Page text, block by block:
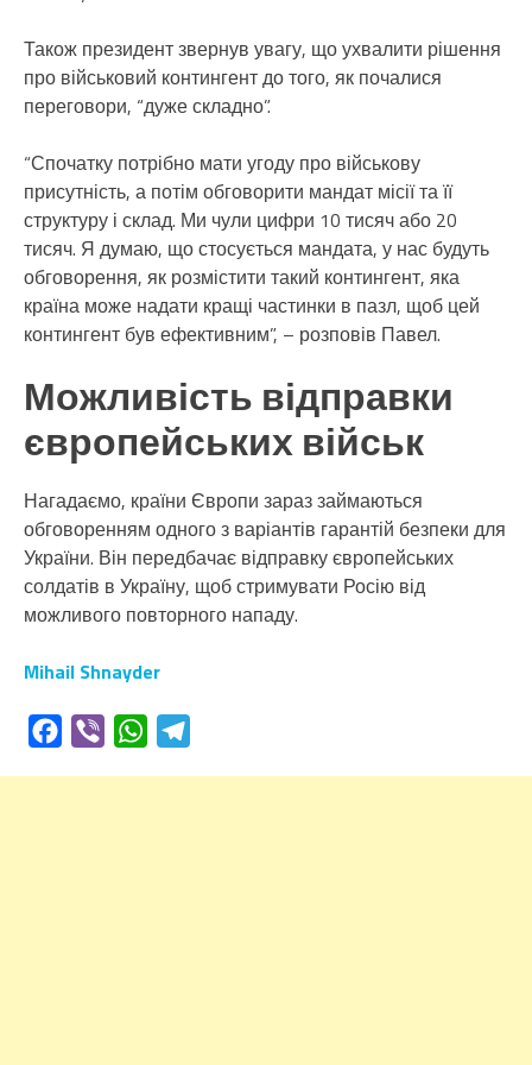
Також президент звернув увагу, що ухвалити рішення
про військовий контингент до того, як почалися
переговори, “дуже складно”.
“Спочатку потрібно мати угоду про військову
присутність, а потім обговорити мандат місії та її
структуру і склад. Ми чули цифри 10 тисяч або 20
тисяч. Я думаю, що стосується мандата, у нас будуть
обговорення, як розмістити такий контингент, яка
країна може надати кращі частинки в пазл, щоб цей
контингент був ефективним”, – розповів Павел.
Можливість відправки
європейських військ
Нагадаємо, країни Європи зараз займаються
обговоренням одного з варіантів гарантій безпеки для
України. Він передбачає відправку європейських
солдатів в Україну, щоб стримувати Росію від
можливого повторного нападу.
Mihail Shnayder
Facebook
Viber WhatsApp